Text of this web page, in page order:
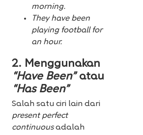
morning.
They have been
playing football for
an hour.
2. Menggunakan
“Have Been” atau
“Has Been”
Salah satu ciri lain dari
present perfect
continuousadalah